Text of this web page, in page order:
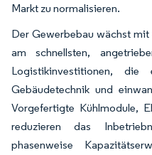
Markt zu normalisieren.
Der Gewerbebau wächst mit
am schnellsten,
Logistikinvestitionen,
Gebäudetechnik und
Vorgefertigte Kühlmodule,
reduzieren das
phasenweise